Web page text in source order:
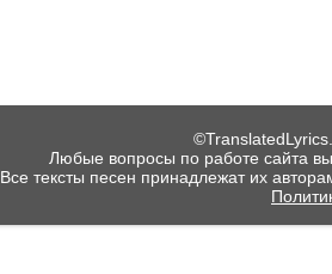
Любые вопросы по работе сайта
Все тексты песен принадлежат их